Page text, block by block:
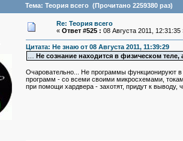
Тема: Теория всего (Прочитано 2259380 раз)
Re: Теория всего
« Ответ #525 : 08 Августа 2011, 12:31:35
Цитата: Не знаю от 08 Августа 2011, 11:39:29
Не сознание находится в физическом
Очаровательно... Не программы функционируют
программ - со всеми своими микросхемами,
при помощи хардвера - захотят, придут к выводу,